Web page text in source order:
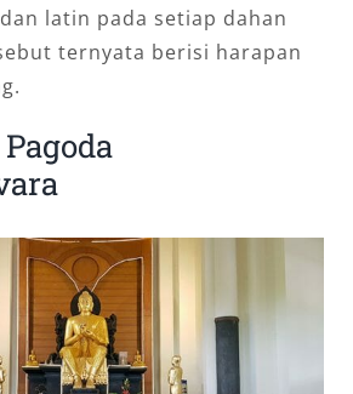
latin pada setiap dahan
ternyata berisi harapan